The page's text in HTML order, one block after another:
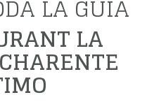
LA GUÍA
LA